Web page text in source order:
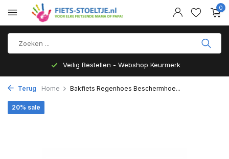
0
Veilig Bestellen - Webshop Keurmerk
Terug Home Bakfiets Regenhoes Beschermhoe...
20% sale